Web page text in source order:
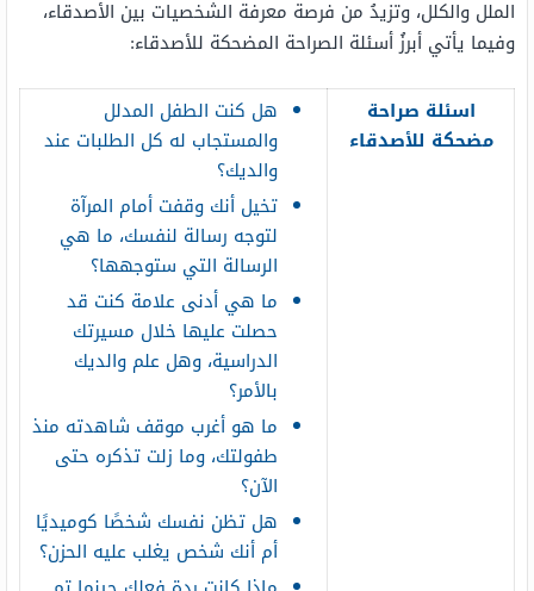
الملل والكلل، وتزيدُ من فرصة معرفة الشخصيات بين الأصدقاء،
وفيما يأتي أبرزُ أسئلة الصراحة المضحكة للأصدقاء:
اسئلة صراحة
مضحكة للأصدقاء
هل كنت الطفل المدلل
والمستجاب له كل الطلبات عند
والديك؟
تخيل أنك وقفت أمام المرآة
لتوجه رسالة لنفسك، ما هي
الرسالة التي ستوجهها؟
ما هي أدنى علامة كنت قد
حصلت عليها خلال مسيرتك
الدراسية، وهل علم والديك
بالأمر؟
ما هو أغرب موقف شاهدته منذ
طفولتك، وما زلت تذكره حتى
الآن؟
هل تظن نفسك شخصًا كوميديًا
أم أنك شخص يغلب عليه الحزن؟